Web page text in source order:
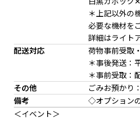
棚上は、プロップ使いでインテリアの物撮りも
＊上記以外の
必要な機材を
詳細はライト
配送対応
荷物事前受取
＊事後発送：
＊事前受取：
その他
ごみお預かり
備考
◇オプション
＜イベント＞